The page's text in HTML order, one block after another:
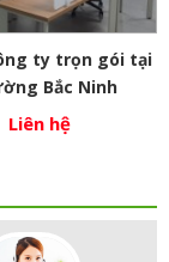
ty trọn gói tại
Bắc Ninh
Liên hệ